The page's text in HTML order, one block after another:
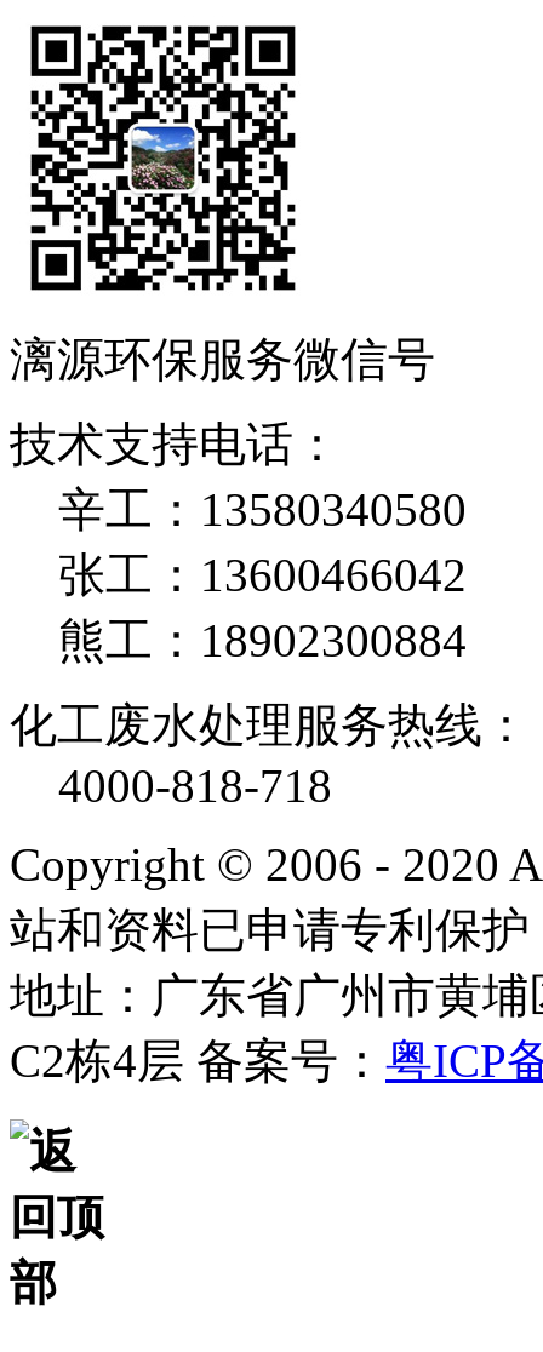
漓源环保服务微信号
技术支持电话：
辛工：13580340580
张工：13600466042
熊工：18902300884
化工废水处理服务热线：
4000-818-718
Copyright © 2006 - 2020
站和资料已申请专利保
地址：广东省广州市黄
C2栋4层 备案号： 粤ICP